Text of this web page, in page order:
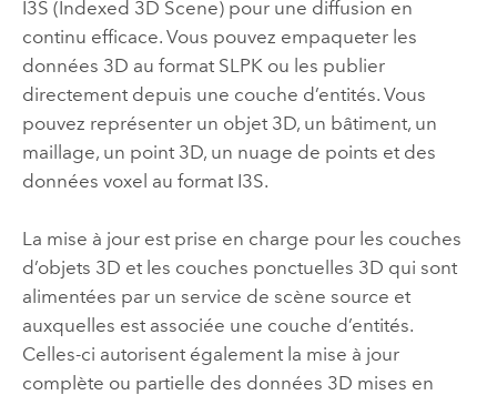
I3S (Indexed 3D Scene) pour une diffusion en
continu efficace. Vous pouvez empaqueter les
données 3D au format SLPK ou les publier
directement depuis une couche d’entités.Vous
pouvez représenter un objet 3D, un bâtiment, un
maillage, un point 3D, un nuage de points et des
données voxel au format I3S.
La mise à jour est prise en charge pour les couches
d’objets 3D et les couches ponctuelles 3D qui sont
alimentées par un service de scène source et
auxquelles est associée une couche d’entités.
Celles-ci autorisent également la mise à jour
complète ou partielle des données 3D mises en